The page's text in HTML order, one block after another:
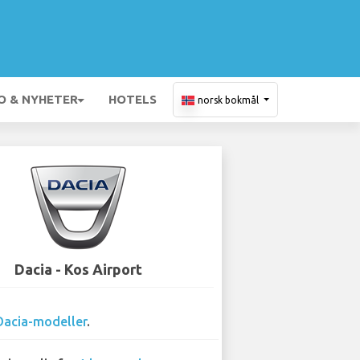
& NYHETER HOTELS norsk bokmål
Dacia - Kos Airport
modeller.